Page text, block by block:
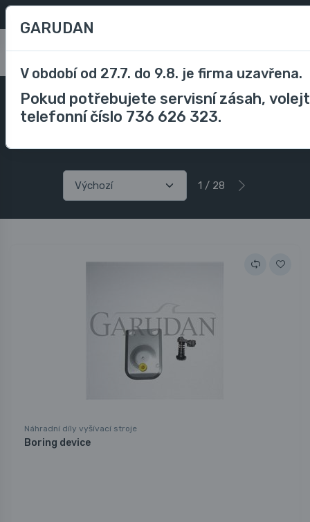
Příslušenství
Příslušenství vyšívací stroje
Náhradní díly vyšívací stroje
1 / 28
Náhradní díly vyšívací stroje
Boring device
GARUDAN
V období od 27.7. do 9.8. je firma uzavřena.
Pokud potřebujete servisní zásah,
telefonní číslo 736 626 323.